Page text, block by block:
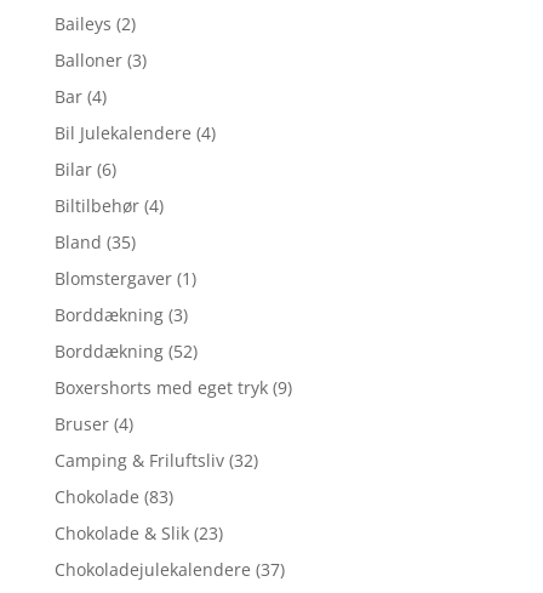
Baileys (2)
Balloner (3)
Bar (4)
Bil Julekalendere (4)
Bilar (6)
Biltilbehør (4)
Bland (35)
Blomstergaver (1)
Borddækning (3)
Borddækning (52)
Boxershorts med eget tryk (9)
Bruser (4)
Camping & Friluftsliv (32)
Chokolade (83)
Chokolade & Slik (23)
Chokoladejulekalendere (37)